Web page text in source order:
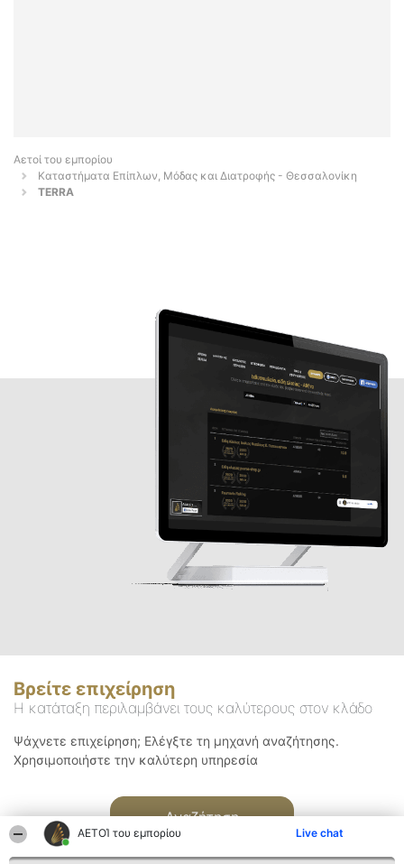
ΑΕΤΟΊ του εμπορίου Live chat
Αετοί του εμπορίου
Καταστήματα Επίπλων, Μόδας και Διατροφής - Θεσσαλονίκη
TERRA
Βρείτε επιχείρηση
Η κατάταξη περιλαμβάνει τους καλύτερους στον κλάδο
Ψάχνετε επιχείρηση; Ελέγξτε τη μηχανή αναζήτησης.
Χρησιμοποιήστε την καλύτερη υπηρεσία
Αναζήτηση